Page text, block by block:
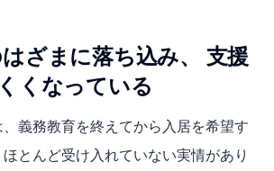
ざまに落ち込み、 支援
くなっている
義務教育を終えてから入居を希望す
とんど受け入れていない実情があり